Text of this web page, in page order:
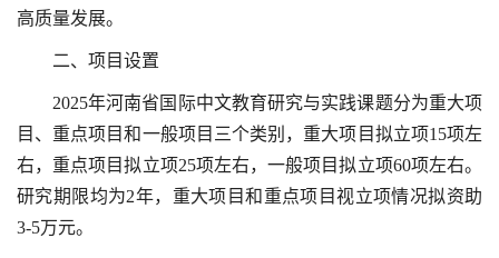
高质量发展。
二、项目设置
2025年河南省国际中文教育研究与实践课题分为重大项
目、重点项目和一般项目三个类别，重大项目拟立项15项左
右，重点项目拟立项25项左右，一般项目拟立项60项左右。
研究期限均为2年，重大项目和重点项目视立项情况拟资助
3-5万元。